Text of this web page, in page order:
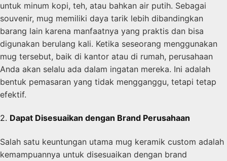
untuk minum kopi, teh, atau bahkan air putih. Sebagai
souvenir, mug memiliki daya tarik lebih dibandingkan
barang lain karena manfaatnya yang praktis dan bisa
digunakan berulang kali. Ketika seseorang menggunakan
mug tersebut, baik di kantor atau di rumah, perusahaan
Anda akan selalu ada dalam ingatan mereka. Ini adalah
bentuk pemasaran yang tidak mengganggu, tetapi tetap
efektif.
2. Dapat Disesuaikan dengan Brand Perusahaan
Salah satu keuntungan utama mug keramik custom adalah
kemampuannya untuk disesuaikan dengan brand